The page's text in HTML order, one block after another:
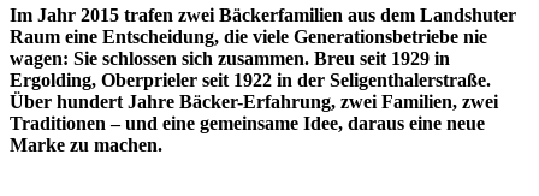
Im Jahr 2015 trafen zwei Bäckerfamilien aus dem Landshuter
Raum eine Entscheidung, die viele Generationsbetriebe nie
wagen: Sie schlossen sich zusammen. Breu seit 1929 in
Ergolding, Oberprieler seit 1922 in der Seligenthalerstraße.
Über hundert Jahre Bäcker-Erfahrung, zwei Familien, zwei
Traditionen – und eine gemeinsame Idee, daraus eine neue
Marke zu machen.